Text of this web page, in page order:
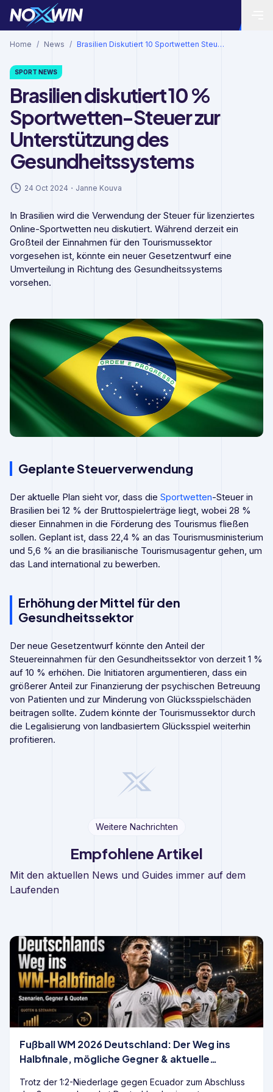
Home / News / Brasilien Diskutiert 10 Sportwetten Steuer Zur Unterstuetzung Des Gesundheitssystems
SPORT NEWS
Brasilien diskutiert 10 %
Sportwetten-Steuer zur
Unterstützung des
Gesundheitssystems
24 Oct 2024 ・ Janne Kouva
In Brasilien wird die Verwendung der Steuer für lizenziertes
Online-Sportwetten neu diskutiert. Während derzeit ein
Großteil der Einnahmen für den Tourismussektor
vorgesehen ist, könnte ein neuer Gesetzentwurf eine
Umverteilung in Richtung des Gesundheitssystems
vorsehen.
Geplante Steuerverwendung
Der aktuelle Plan sieht vor, dass die Sportwetten-Steuer in
Brasilien bei 12 % der Bruttospielerträge liegt, wobei 28 %
dieser Einnahmen in die Förderung des Tourismus fließen
sollen. Geplant ist, dass 22,4 % an das Tourismusministerium
und 5,6 % an die brasilianische Tourismusagentur gehen, um
das Land international zu bewerben.
Erhöhung der Mittel für den
Gesundheitssektor
Der neue Gesetzentwurf könnte den Anteil der
Steuereinnahmen für den Gesundheitssektor von derzeit 1 %
auf 10 % erhöhen. Die Initiatoren argumentieren, dass ein
größerer Anteil zur Finanzierung der psychischen Betreuung
von Patienten und zur Minderung von Glücksspielschäden
beitragen sollte. Zudem könnte der Tourismussektor durch
die Legalisierung von landbasiertem Glücksspiel weiterhin
profitieren.
Weitere Nachrichten
Empfohlene Artikel
Mit den aktuellen News und Guides immer auf dem
Laufenden
Fußball WM 2026 Deutschland: Der Weg ins
Halbfinale, mögliche Gegner & aktuelle
Trotz der 1:2-Niederlage gegen Ecuador zum Abschluss